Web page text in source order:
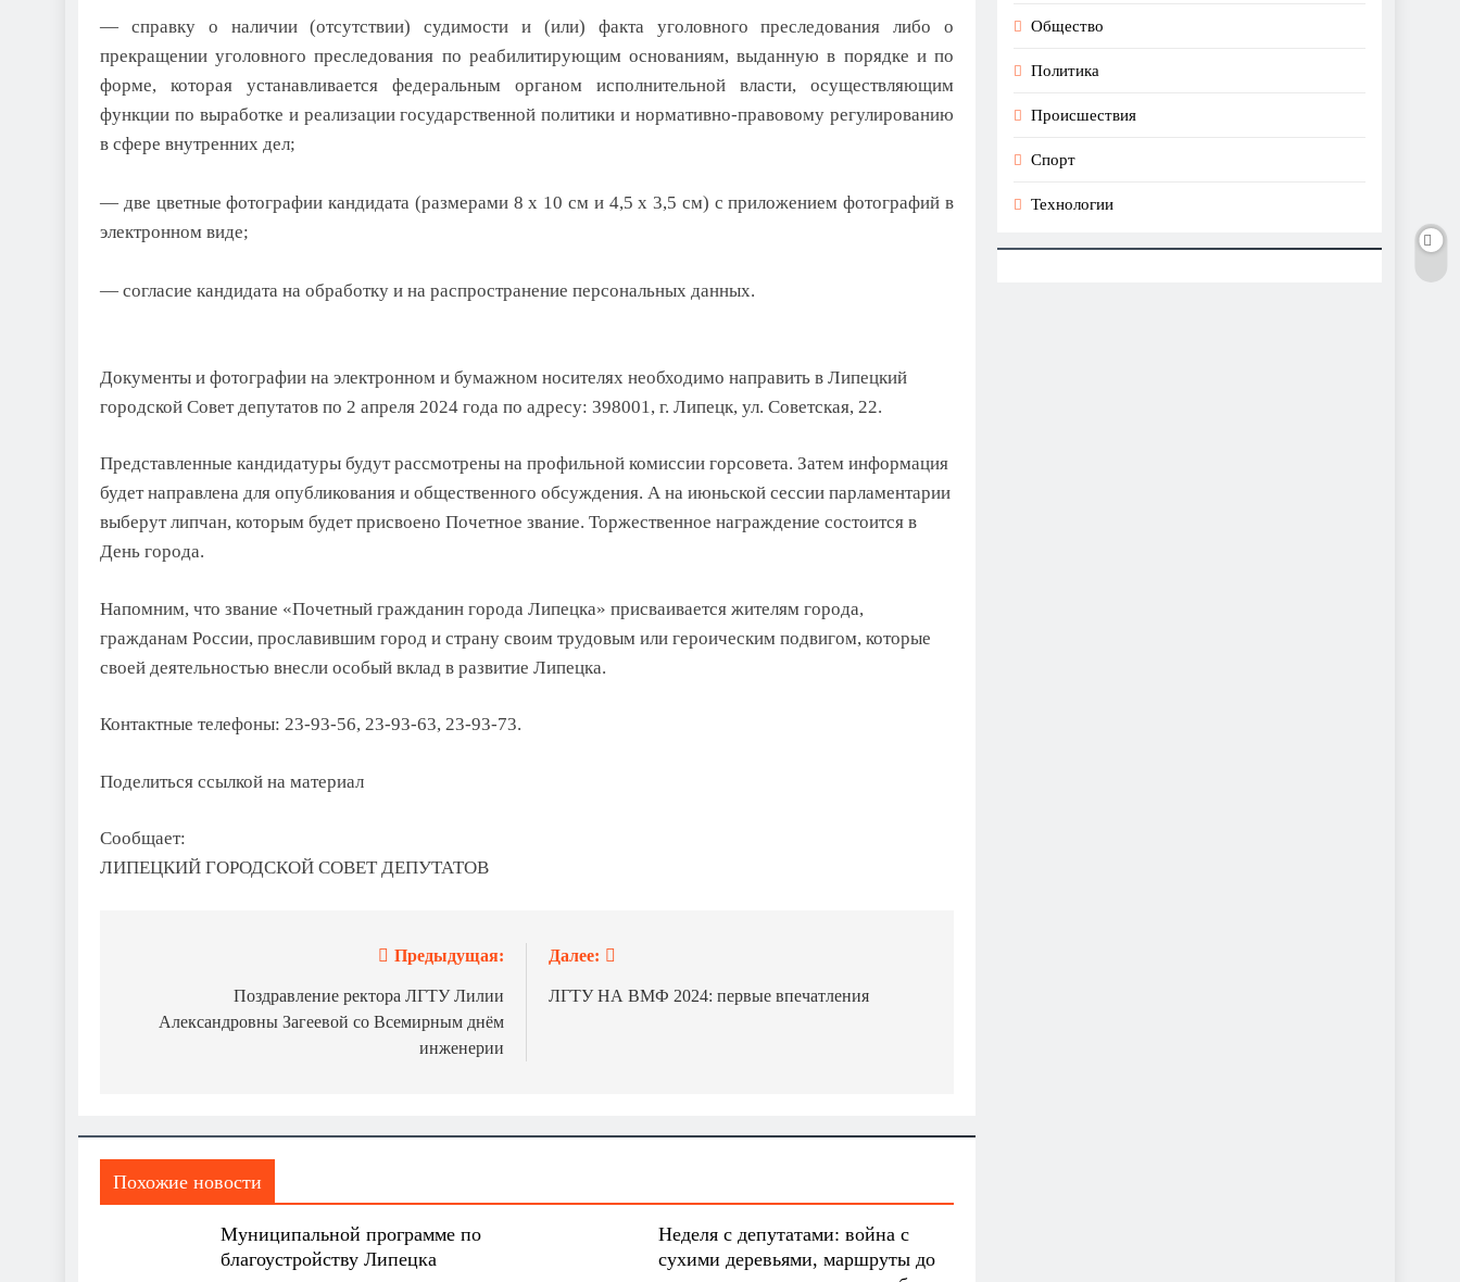
— справку о наличии (отсутствии) судимости и (или) факта уголовного преследования либо о
прекращении уголовного преследования по реабилитирующим основаниям, выданную в порядке и по
форме, которая устанавливается федеральным органом исполнительной власти, осуществляющим
функции по выработке и реализации государственной политики и нормативно-правовому регулированию
в сфере внутренних дел;
— две цветные фотографии кандидата (размерами 8 х 10 см и 4,5 х 3,5 см) с приложением фотографий в
электронном виде;
— согласие кандидата на обработку и на распространение персональных данных.
Документы и фотографии на электронном и бумажном носителях необходимо направить в Липецкий
городской Совет депутатов по 2 апреля 2024 года по адресу: 398001, г. Липецк, ул. Советская, 22.
Представленные кандидатуры будут рассмотрены на профильной комиссии горсовета. Затем информация
будет направлена для опубликования и общественного обсуждения. А на июньской сессии парламентарии
выберут липчан, которым будет присвоено Почетное звание. Торжественное награждение состоится в
День города.
Напомним, что звание «Почетный гражданин города Липецка» присваивается жителям города,
гражданам России, прославившим город и страну своим трудовым или героическим подвигом, которые
своей деятельностью внесли особый вклад в развитие Липецка.
Контактные телефоны: 23-93-56, 23-93-63, 23-93-73.
Поделиться ссылкой на материал
Сообщает:
ЛИПЕЦКИЙ ГОРОДСКОЙ СОВЕТ ДЕПУТАТОВ
Предыдущая:
Поздравление ректора ЛГТУ Лилии
Александровны Загеевой со Всемирным днём
инженерии
Далее:
ЛГТУ НА ВМФ 2024: первые впечатления
Похожие новости
Муниципальной программе по
благоустройству Липецка
Неделя с депутатами: война с
сухими деревьями, маршруты до
Общество
Политика
Происшествия
Спорт
Технологии